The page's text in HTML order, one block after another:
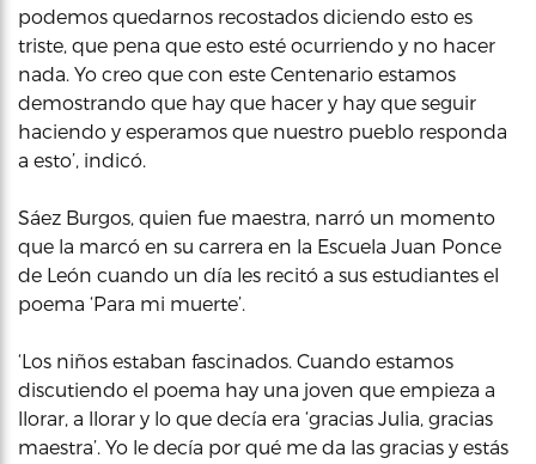
podemos quedarnos recostados diciendo esto es
triste, que pena que esto esté ocurriendo y no hacer
nada. Yo creo que con este Centenario estamos
demostrando que hay que hacer y hay que seguir
haciendo y esperamos que nuestro pueblo responda
a esto’, indicó.
Sáez Burgos, quien fue maestra, narró un momento
que la marcó en su carrera en la Escuela Juan Ponce
de León cuando un día les recitó a sus estudiantes el
poema ‘Para mi muerte’.
‘Los niños estaban fascinados. Cuando estamos
discutiendo el poema hay una joven que empieza a
llorar, a llorar y lo que decía era ‘gracias Julia, gracias
maestra’. Yo le decía por qué me da las gracias y estás